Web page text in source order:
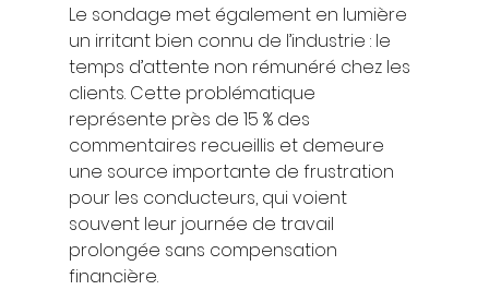
Le sondage met également en lumière
un irritant bien connu de l’industrie : le
temps d’attente non rémunéré chez les
clients. Cette problématique
représente près de 15 % des
commentaires recueillis et demeure
une source importante de frustration
pour les conducteurs, qui voient
souvent leur journée de travail
prolongée sans compensation
financière.